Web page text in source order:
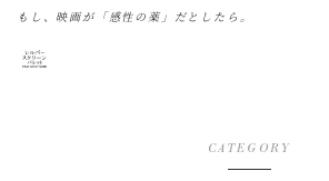
もし、映画が「感性の薬」だとしたら。
CATEGORY